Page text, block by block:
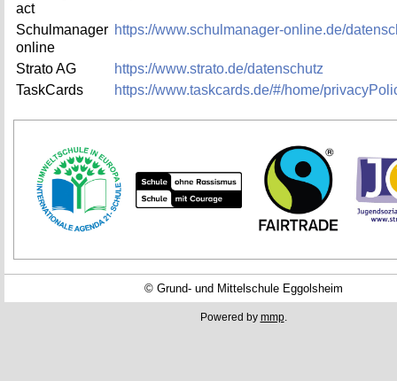
act
Schul­ma­na­ger
on­line
https://​www.​schulmanager-online.​de/​
Stra­to AG
https://​www.​strato.​de/​datenschutz
Task­Cards
https://​www.​taskcards.​de/#/​home/​
© Grund- und Mittelschule Eggolsheim
Powered by mmp.